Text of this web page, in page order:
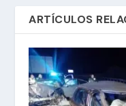
ARTÍCULOS